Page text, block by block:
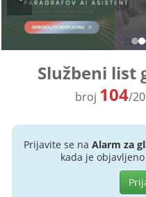
Službeni list
broj 104/
Prijavite se na Alarm za
kada je